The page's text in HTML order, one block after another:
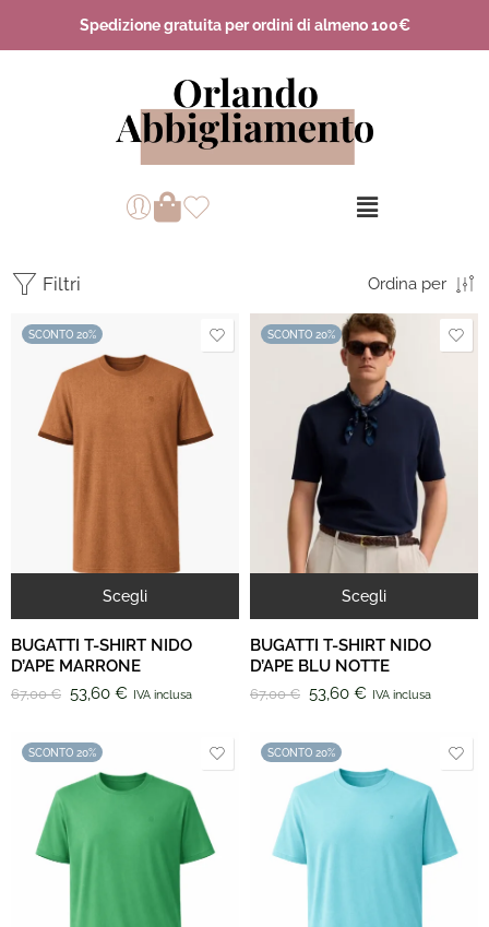
Spedizione gratuita per ordini di almeno 100€
Filtri Ordina per
SCONTO 20%
Scegli
BUGATTI T-SHIRT NIDO
D’APE MARRONE
67,00€ 53,60 € IVA inclusa
SCONTO 20%
Scegli
BUGATTI T-SHIRT NIDO
D’APE BLU NOTTE
67,00€ 53,60 € IVA inclusa
SCONTO 20% SCONTO 20%